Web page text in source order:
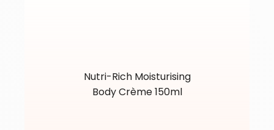
Nutri-Rich Moisturising
Body Crème 150ml